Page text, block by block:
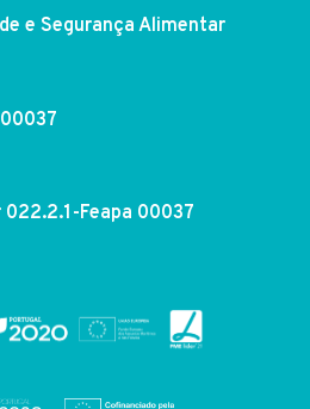
e Segurança Alimentar
Feapa 00037